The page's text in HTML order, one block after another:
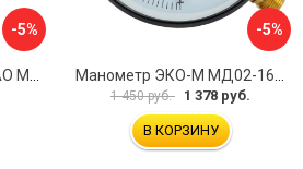
-5%
Манометр ПО Физтех, АО МП3-Уф 4687205178350
-5%
Манометр ЭКО-М МД02-160-G-1,6МПа
1 450 руб. 1 378 руб.
В КОРЗИНУ